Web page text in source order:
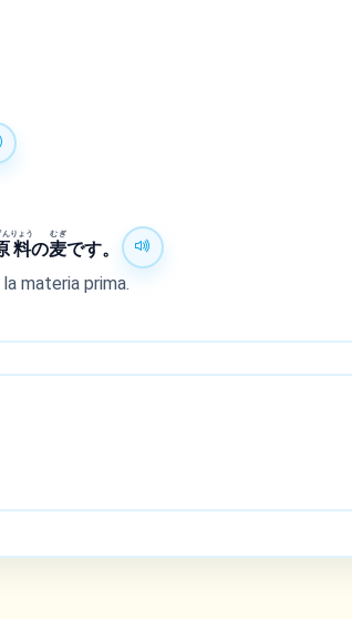
ん
料
りょう
の麦
むぎ
です。
materia prima.